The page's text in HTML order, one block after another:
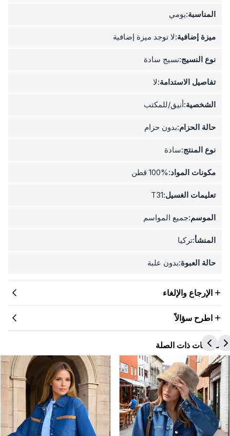
المناسبة:يومي
ميزة إضافية:لا توجد ميزة إضافية
نوع النسيج:نسيج سادة
تفاصيل الاستدامة:لا
الشخصية:أنيق/للمكتب
حالة الحزام:بدون حزام
نوع المنتج:سادة
مكونات المواد:100% قطن
تعليمات الغسيل:T31
الموسم:جميع المواسم
المنشأ:تركيا
حالة العبوة:بدون علبة
الإرجاع والإلغاء
اطرح سؤالاً
المنتجات ذات الصلة